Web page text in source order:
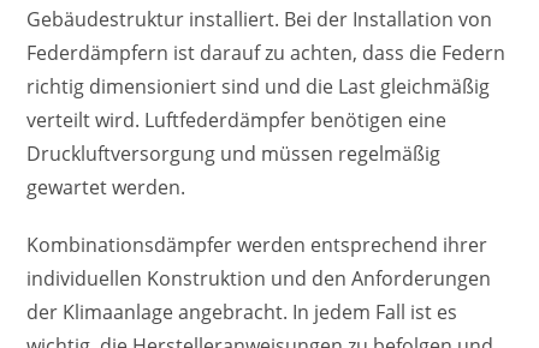
Gebäudestruktur installiert. Bei der Installation von
Federdämpfern ist darauf zu achten, dass die Federn
richtig dimensioniert sind und die Last gleichmäßig
verteilt wird. Luftfederdämpfer benötigen eine
Druckluftversorgung und müssen regelmäßig
gewartet werden.
Kombinationsdämpfer werden entsprechend ihrer
individuellen Konstruktion und den Anforderungen
der Klimaanlage angebracht. In jedem Fall ist es